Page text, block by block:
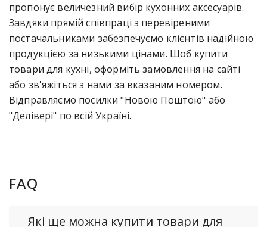
пропонує величезний вибір кухонних аксесуарів.
Завдяки прямій співпраці з перевіреними
постачальниками забезпечуємо клієнтів надійною
продукцією за низькими цінами. Щоб купити
товари для кухні, оформіть замовлення на сайті
або зв'яжіться з нами за вказаним номером.
Відправляємо посилки "Новою Поштою" або
"Делівері" по всій Україні.
FAQ
Які ще можна купити товари для